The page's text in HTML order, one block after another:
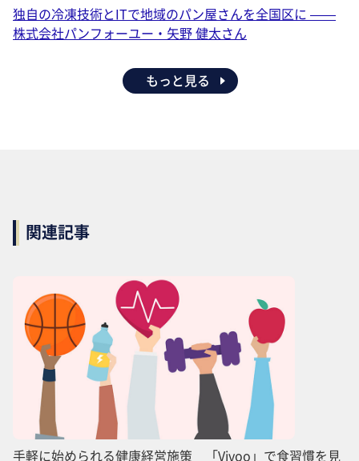
独自の冷凍技術とITで地域のパン屋さんを全国区に ——
株式会社パンフォーユー・矢野 健太さん
もっと見る
関連記事
手軽に始められる健康経営施策 「Vivoo」で食習慣を見